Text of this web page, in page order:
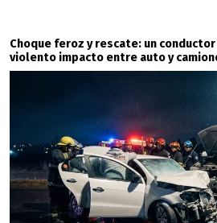
Choque feroz y rescate: un
violento impacto entre auto y